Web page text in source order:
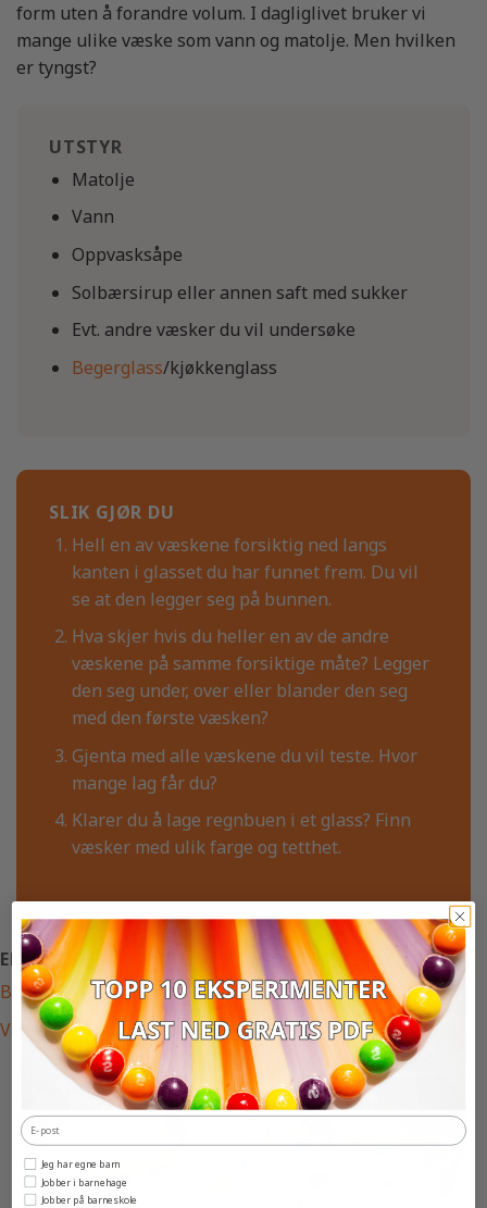
form uten å forandre volum. I dagliglivet bruker vi
mange ulike væske som vann og matolje. Men hvilken
er tyngst?
UTSTYR
Matolje
Vann
Oppvasksåpe
Solbærsirup eller annen saft med sukker
Evt. andre væsker du vil undersøke
Begerglass/kjøkkenglass
SLIK GJØR DU
Hell en av væskene forsiktig ned langs
kanten i glasset du har funnet frem. Du vil
se at den legger seg på bunnen.
Hva skjer hvis du heller en av de andre
væskene på samme forsiktige måte? Legger
den seg under, over eller blander den seg
med den første væsken?
Gjenta med alle væskene du vil teste. Hvor
mange lag får du?
Klarer du å lage regnbuen i et glass? Finn
væsker med ulik farge og tetthet.
EKSPERIMENTER RUNDT SAMME TEMA
Bobler i farta
Væskekonkurranse
Jeg har egne barn
Jobber i barnehage
Jobber på barneskole